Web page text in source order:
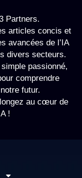
Partners.
articles concis et
avancées de l’IA
divers secteurs.
passionné,
comprendre
futur.
au cœur de
!